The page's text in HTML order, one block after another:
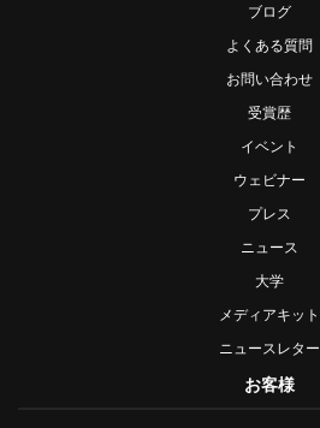
ブログ
よくある質問
お問い合わせ
受賞歴
イベント
ウェビナー
プレス
ニュース
大学
メディアキット
ニュースレター
お客様